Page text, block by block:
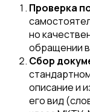
Проверка
но
обращении
Сбор
описание и
его вид